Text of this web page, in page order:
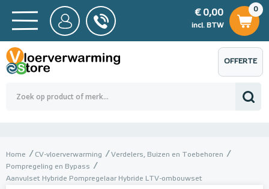
BTW
0,00
0
€ 0,00
incl. BTW
€ 0,00
OFFERTE
AANVRAGEN
Home CV-vloerverwarming
Verdelers, Buizen en Toebehoren
Pompregeling en Bypass
Aanvulset Hybride Pompregelaar Hybride LTV-ombouwset